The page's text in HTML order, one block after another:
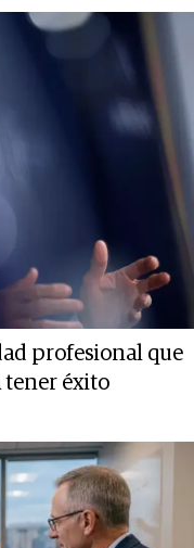
profesional que
tener éxito